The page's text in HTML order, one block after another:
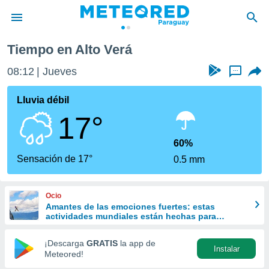
de
ha
para
que se
calidad.
a este
las
y
forma
digital
basada
Tiempo en Alto Verá
08:12 Jueves ...
Lluvia débil
17°
Sensación de 17°
60%
0.5 mm
Ocio
Amantes de las emociones fuertes: estas
actividades mundiales están hechas para
¡Descarga GRATIS la app de
Meteored!
Instalar